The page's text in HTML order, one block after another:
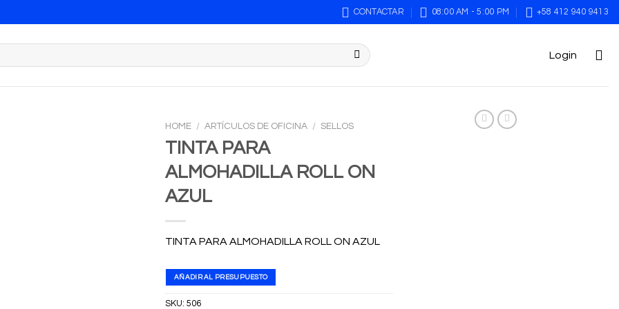
CONTACTAR 08:00 AM - 5:00 PM +58 412 940 9413
Login
HOME / ARTÍCULOS DE OFICINA / SELLOS
TINTA PARA
ALMOHADILLA ROLL ON
AZUL
TINTA PARA ALMOHADILLA ROLL ON AZUL
AÑADIR AL PRESUPUESTO
SKU: 506